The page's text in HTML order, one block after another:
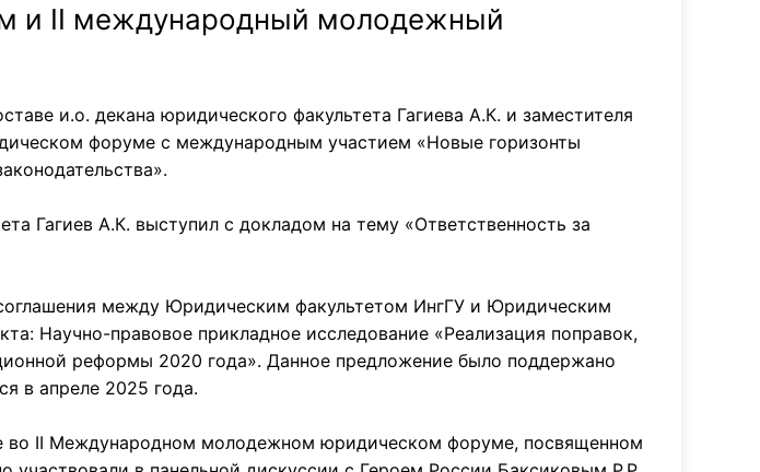
и II международный молодежный
и.о. декана юридического факультета Гагиева А.К. и заместителя
форуме с международным участием «Новые горизонты
Гагиев А.К. выступил с докладом на тему «Ответственность за
между Юридическим факультетом ИнгГУ и Юридическим
Научно-правовое прикладное исследование «Реализация поправок,
реформы 2020 года». Данное предложение было поддержано
в апреле 2025 года.
во II Международном молодежном юридическом форуме, посвященном